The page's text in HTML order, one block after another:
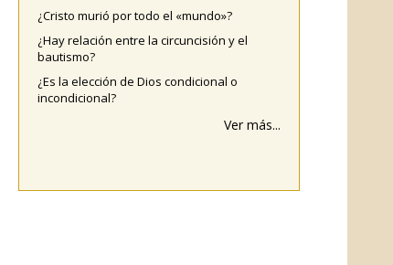
¿Cristo murió por todo el «mundo»?
¿Hay relación entre la circuncisión y el
bautismo?
¿Es la elección de Dios condicional o
incondicional?
Ver más...